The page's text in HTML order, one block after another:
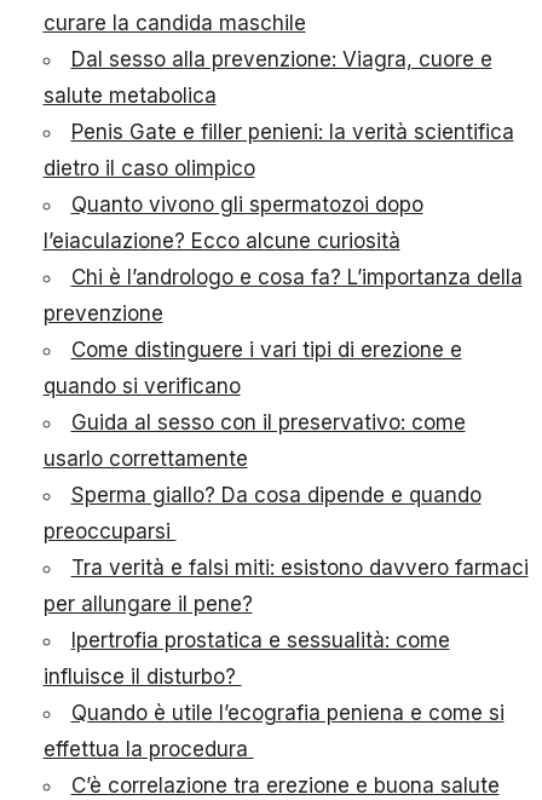
curare la candida maschile
Dal sesso alla prevenzione: Viagra, cuore e
salute metabolica
Penis Gate e filler penieni: la verità scientifica
dietro il caso olimpico
Quanto vivono gli spermatozoi dopo
l’eiaculazione? Ecco alcune curiosità
Chi è l’andrologo e cosa fa? L’importanza della
prevenzione
Come distinguere i vari tipi di erezione e
quando si verificano
Guida al sesso con il preservativo: come
usarlo correttamente
Sperma giallo? Da cosa dipende e quando
preoccuparsi
Tra verità e falsi miti: esistono davvero farmaci
per allungare il pene?
Ipertrofia prostatica e sessualità: come
influisce il disturbo?
Quando è utile l’ecografia peniena e come si
effettua la procedura
C’è correlazione tra erezione e buona salute